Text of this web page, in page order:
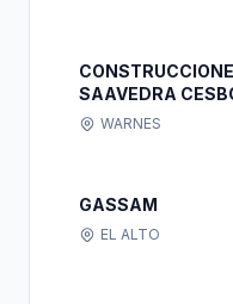
SAAVEDRA
WARNES
GASSAM
EL ALTO